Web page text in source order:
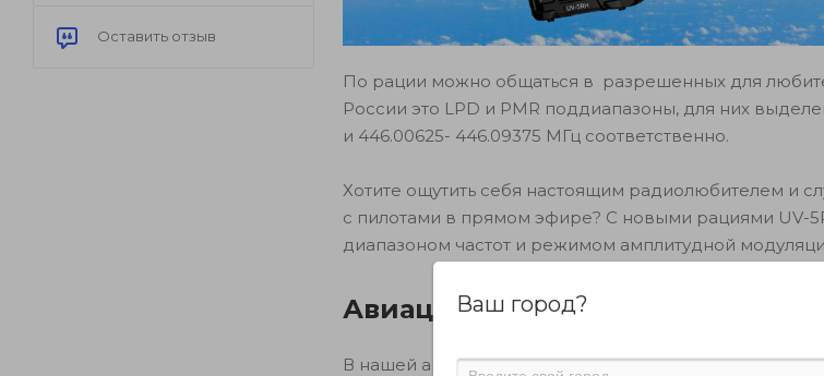
Ваш город?
По рации можно общаться в разрешенных для
России это LPD и PMR поддиапазоны, для них
и 446.00625- 446.09375 МГц соответственно.
Хотите ощутить себя настоящим радиолюбителем и
с пилотами в прямом эфире? С новыми рациями UV-
диапазоном частот и режимом амплитудной
Авиационный диапазон
В нашей авиа частоты для рации – это 118-137 МГц с
Оставить отзыв